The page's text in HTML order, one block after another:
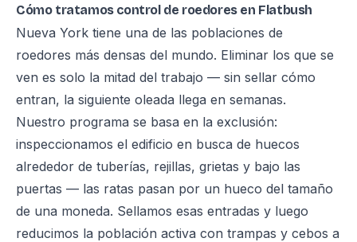
Cómo tratamos control de roedores en Flatbush
Nueva York tiene una de las poblaciones de
roedores más densas del mundo. Eliminar los que se
ven es solo la mitad del trabajo — sin sellar cómo
entran, la siguiente oleada llega en semanas.
Nuestro programa se basa en la exclusión:
inspeccionamos el edificio en busca de huecos
alrededor de tuberías, rejillas, grietas y bajo las
puertas — las ratas pasan por un hueco del tamaño
de una moneda. Sellamos esas entradas y luego
reducimos la población activa con trampas y cebos a